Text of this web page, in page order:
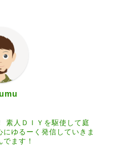
素人ＤＩＹを駆使して庭
ゆるーく発信していきま
ます！